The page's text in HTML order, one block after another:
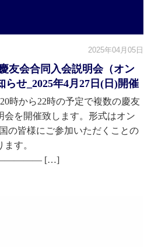
2025年04月05日
会合同入会説明会（オン
らせ_2025年4月27日(日)開催
時から22時の予定で複数の慶友
会を開催致します。形式はオン
の皆様にご参加いただくことの
す。
[…]